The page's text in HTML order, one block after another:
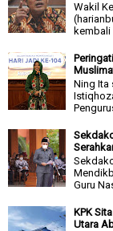
Wakil
Ning Ita
Guru
KPK
Utara